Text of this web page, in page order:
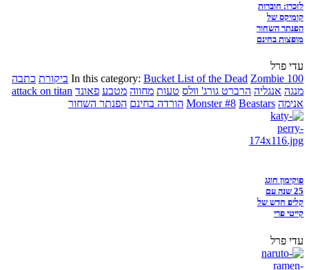
לזכרו: חוברות
קומיקס של
הפנתר השחור
מופצות בחינם
עדי פרל
In this category: Bucket List of the Dead Zombie 100 ביקורת כתבה
מנגה אנגליה הרברט גורג' וולס טעות מחווה מטבע פאונד attack on titan
אנימה
Monster #8 Beastars הורדה בחינם הפנתר השחור
פוקימון חוגג
25 שנה עם
קליפ חדש של
קייטי פרי
עדי פרל